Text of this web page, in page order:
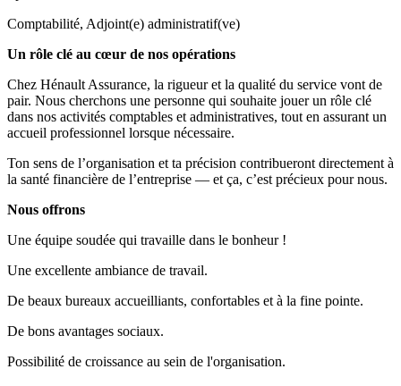
Comptabilité, Adjoint(e) administratif(ve)
Un rôle clé au cœur de nos opérations
Chez Hénault Assurance, la rigueur et la qualité du service vont de
pair. Nous cherchons une personne qui souhaite jouer un rôle clé
dans nos activités comptables et administratives, tout en assurant un
accueil professionnel lorsque nécessaire.
Ton sens de l’organisation et ta précision contribueront directement à
la santé financière de l’entreprise — et ça, c’est précieux pour nous.
Nous offrons
Une équipe soudée qui travaille dans le bonheur !
Une excellente ambiance de travail.
De beaux bureaux accueilliants, confortables et à la fine pointe.
De bons avantages sociaux.
Possibilité de croissance au sein de l'organisation.